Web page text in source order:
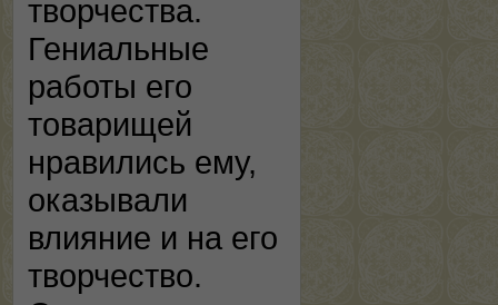
творчества.
Гениальные
работы его
товарищей
нравились ему,
оказывали
влияние и на его
творчество.